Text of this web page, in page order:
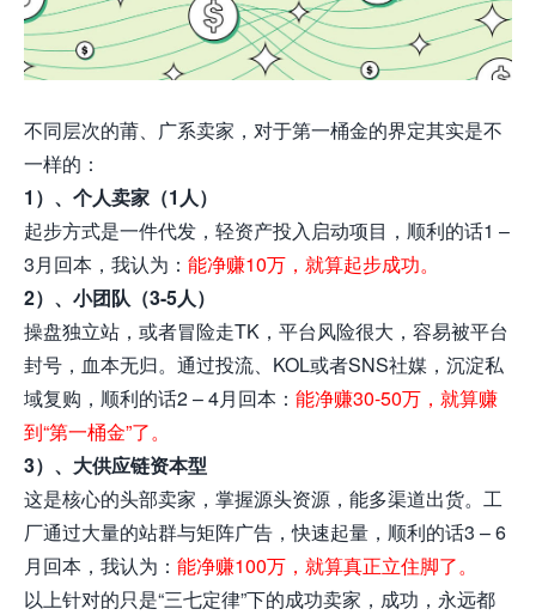
不同层次的莆、广系卖家，对于第一桶金的界定其实是不
一样的：
1）、个人卖家（1人）
起步方式是一件代发，轻资产投入启动项目，顺利的话1 –
3月回本，我认为： 能净赚10万，就算起步成功。
2）、小团队（3-5人）
操盘独立站，或者冒险走TK，平台风险很大，容易被平台
封号，血本无归。通过投流、KOL或者SNS社媒，沉淀私
域复购 ，顺利的话2 – 4月回本： 能净赚30-50万，就算赚
到“第一桶金”了。
3）、大供应链资本型
这是核心的头部卖家，掌握源头资源，能多渠道出货。工
厂通过大量的站群与矩阵广告，快速起量， 顺利的话3 – 6
月回本，我认为： 能净赚100万，就算真正立住脚了。
以上针对的只是“三七定律”下的成功卖家， 成功，永远都